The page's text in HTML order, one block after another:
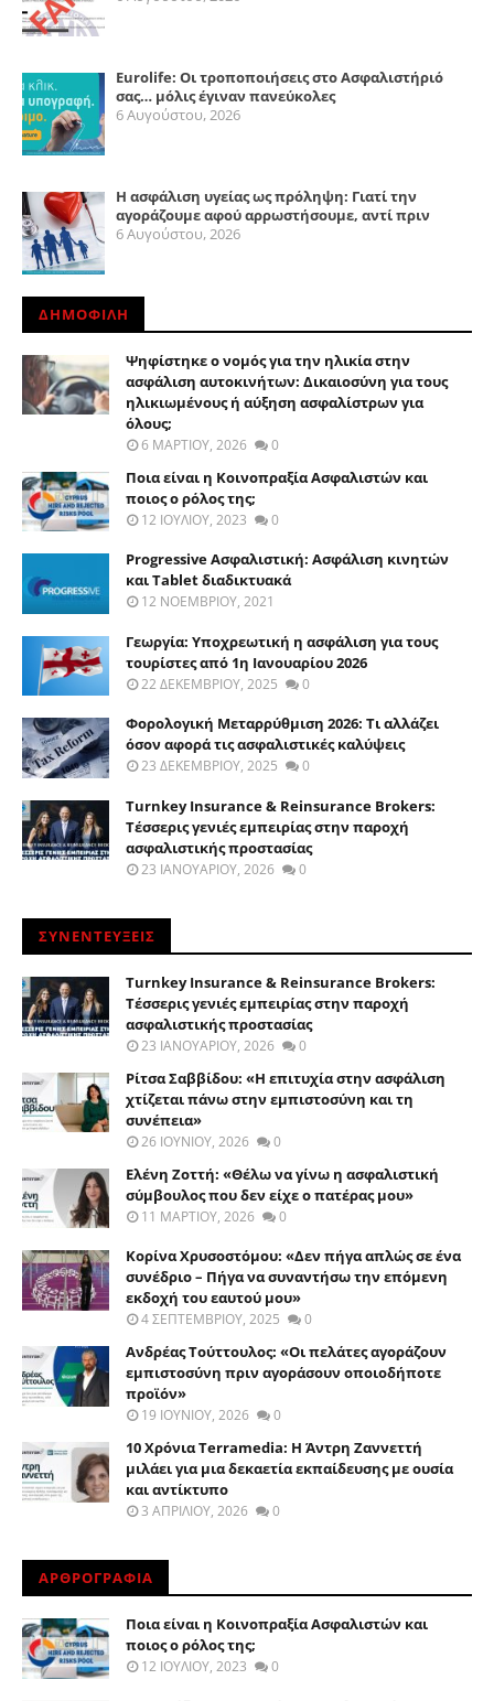
Eurolife: Οι τροποποιήσεις στο Ασφαλιστήριό
σας… μόλις έγιναν πανεύκολες
6 Αυγούστου, 2026
Η ασφάλιση υγείας ως πρόληψη: Γιατί την
αγοράζουμε αφού αρρωστήσουμε, αντί πριν
6 Αυγούστου, 2026
ΔΗΜΟΦΙΛΗ
Ψηφίστηκε ο νομός για την ηλικία στην
ασφάλιση αυτοκινήτων: Δικαιοσύνη για τους
ηλικιωμένους ή αύξηση ασφαλίστρων για
όλους;
6 ΜΑΡΤΊΟΥ, 2026 0
Ποια είναι η Κοινοπραξία Ασφαλιστών και
ποιος ο ρόλος της;
12 ΙΟΥΛΊΟΥ, 2023 0
Progressive Ασφαλιστική: Ασφάλιση κινητών
και Tablet διαδικτυακά
12 ΝΟΕΜΒΡΊΟΥ, 2021
Γεωργία: Υποχρεωτική η ασφάλιση για τους
τουρίστες από 1η Ιανουαρίου 2026
22 ΔΕΚΕΜΒΡΊΟΥ, 2025 0
Φορολογική Μεταρρύθμιση 2026: Τι αλλάζει
όσον αφορά τις ασφαλιστικές καλύψεις
23 ΔΕΚΕΜΒΡΊΟΥ, 2025 0
Turnkey Insurance & Reinsurance Brokers:
Τέσσερις γενιές εμπειρίας στην παροχή
ασφαλιστικής προστασίας
23 ΙΑΝΟΥΑΡΊΟΥ, 2026 0
ΣΥΝΕΝΤΕΥΞΕΙΣ
Turnkey Insurance & Reinsurance Brokers:
Τέσσερις γενιές εμπειρίας στην παροχή
ασφαλιστικής προστασίας
23 ΙΑΝΟΥΑΡΊΟΥ, 2026 0
Ρίτσα Σαββίδου: «Η επιτυχία στην ασφάλιση
χτίζεται πάνω στην εμπιστοσύνη και τη
συνέπεια»
26 ΙΟΥΝΊΟΥ, 2026 0
Ελένη Ζοττή: «Θέλω να γίνω η ασφαλιστική
σύμβουλος που δεν είχε ο πατέρας μου»
11 ΜΑΡΤΊΟΥ, 2026 0
Κορίνα Χρυσοστόμου: «Δεν πήγα απλώς σε ένα
συνέδριο – Πήγα να συναντήσω την επόμενη
εκδοχή του εαυτού μου»
4 ΣΕΠΤΕΜΒΡΊΟΥ, 2025 0
Ανδρέας Τούττουλος: «Οι πελάτες αγοράζουν
εμπιστοσύνη πριν αγοράσουν οποιοδήποτε
προϊόν»
19 ΙΟΥΝΊΟΥ, 2026 0
10 Χρόνια Terramedia: Η Άντρη Ζαννεττή
μιλάει για μια δεκαετία εκπαίδευσης με ουσία
και αντίκτυπο
3 ΑΠΡΙΛΊΟΥ, 2026 0
ΑΡΘΡΟΓΡΑΦΙΑ
Ποια είναι η Κοινοπραξία Ασφαλιστών και
ποιος ο ρόλος της;
12 ΙΟΥΛΊΟΥ, 2023 0